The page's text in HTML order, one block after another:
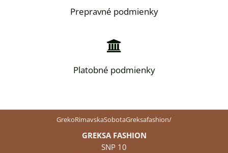
Prepravné podmienky
Platobné podmienky
GrekoRimavskaSobotaGreksafashion/
GREKSA FASHION
SNP 10